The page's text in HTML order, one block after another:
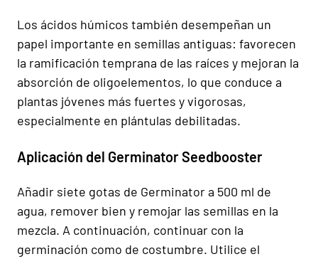
Los ácidos húmicos también desempeñan un
papel importante en semillas antiguas: favorecen
la ramificación temprana de las raíces y mejoran la
absorción de oligoelementos, lo que conduce a
plantas jóvenes más fuertes y vigorosas,
especialmente en plántulas debilitadas.
Aplicación del Germinator Seedbooster
Añadir siete gotas de Germinator a 500 ml de
agua, remover bien y remojar las semillas en la
mezcla. A continuación, continuar con la
germinación como de costumbre. Utilice el